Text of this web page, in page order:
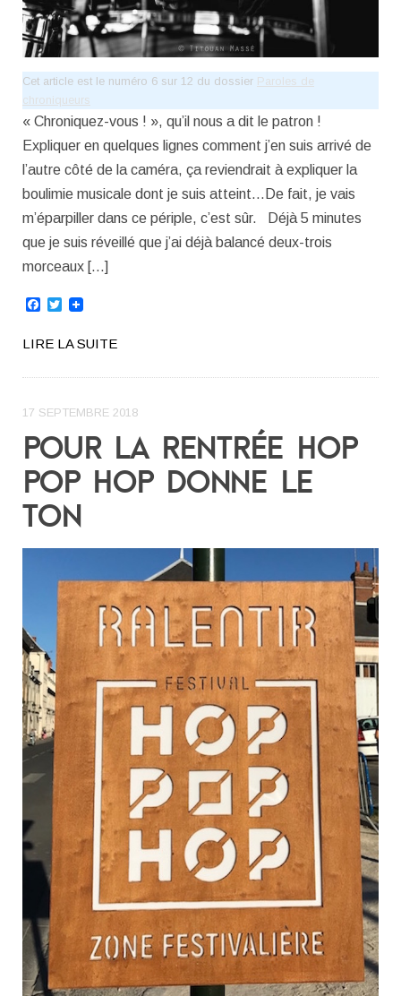
Cet article est le numéro 6 sur 12 du dossier Paroles de
chroniqueurs
« Chroniquez-vous ! », qu’il nous a dit le patron !
Expliquer en quelques lignes comment j’en suis arrivé de
l’autre côté de la caméra, ça reviendrait à expliquer la
boulimie musicale dont je suis atteint…De fait, je vais
m’éparpiller dans ce périple, c’est sûr. Déjà 5 minutes
que je suis réveillé que j’ai déjà balancé deux-trois
morceaux […]
Facebook
Twitter
LIRE LA SUITE
17 SEPTEMBRE 2018
POUR LA RENTRÉE HOP
POP HOP DONNE LE
TON